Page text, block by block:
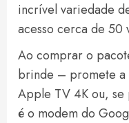
incrível variedade
acesso cerca de 50
Ao comprar o
brinde – promete
Apple TV 4K ou, se
é o modem do